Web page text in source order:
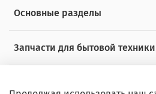
Основные разделы
Запчасти для бытовой техники